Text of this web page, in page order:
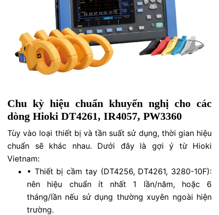
Chu kỳ hiệu chuẩn khuyến nghị cho các
dòng Hioki DT4261, IR4057, PW3360
Tùy vào loại thiết bị và tần suất sử dụng, thời gian hiệu
chuẩn sẽ khác nhau. Dưới đây là gợi ý từ Hioki
Vietnam:
• Thiết bị cầm tay (DT4256, DT4261, 3280-10F):
nên hiệu chuẩn ít nhất 1 lần/năm, hoặc 6
tháng/lần nếu sử dụng thường xuyên ngoài hiện
trường.